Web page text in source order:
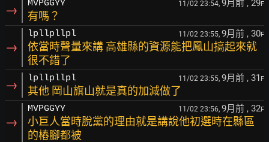
→ MVPGGYY 11/02 23:54, 9月前 , 29F
有嗎？
→
lpllpllpl 11/02 23:55, 9月前 , 30F
依當時聲量來講 高雄縣的資源能把鳳山搞起來就
很不錯了
→ lpllpllpl 11/02 23:55, 9月前 , 31 F
其他 岡山旗山就是真的加減做了
→
MVPGGYY 11/02 23:56, 9月前 , 32F
小巨人當時脫黨的理由就是講說他初選時在縣區
的樁腳都被